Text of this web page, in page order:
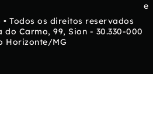
e
• Todos os direitos reservados
do Carmo, 99, Sion - 30.330-000
Horizonte/MG